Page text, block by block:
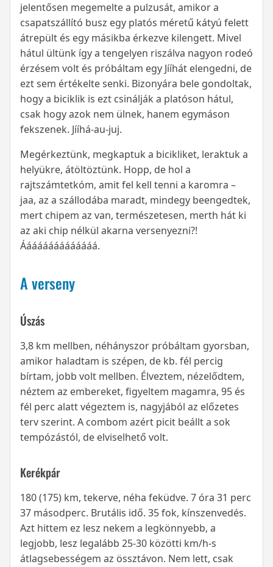
jelentősen megemelte a pulzusát, amikor a
csapatszállító busz egy platós méretű kátyú felett
átrepült és egy másikba érkezve kilengett. Mivel
hátul ültünk így a tengelyen riszálva nagyon rodeó
érzésem volt és próbáltam egy Jííhát elengedni, de
ezt sem értékelte senki. Bizonyára bele gondoltak,
hogy a biciklik is ezt csinálják a platóson hátul,
csak hogy azok nem ülnek, hanem egymáson
fekszenek. Jííhá-au-juj.
Megérkeztünk, megkaptuk a bicikliket, leraktuk a
helyükre, átöltöztünk. Hopp, de hol a
rajtszámtetkóm, amit fel kell tenni a karomra –
jaa, az a szállodába maradt, mindegy beengedtek,
mert chipem az van, természetesen, merth hát ki
az aki chip nélkül akarna versenyezni?!
Áááááááááááááá.
A verseny
Úszás
3,8 km mellben, néhányszor próbáltam gyorsban,
amikor haladtam is szépen, de kb. fél percig
bírtam, jobb volt mellben. Élveztem, nézelődtem,
néztem az embereket, figyeltem magamra, 95 és
fél perc alatt végeztem is, nagyjából az előzetes
terv szerint. A combom azért picit beállt a sok
tempózástól, de elviselhető volt.
Kerékpár
180 (175) km, tekerve, néha feküdve. 7 óra 31 perc
37 másodperc. Brutális idő. 35 fok, kínszenvedés.
Azt hittem ez lesz nekem a legkönnyebb, a
legjobb, lesz legalább 25-30 közötti km/h-s
átlagsebességem az össztávon. Nem lett, csak